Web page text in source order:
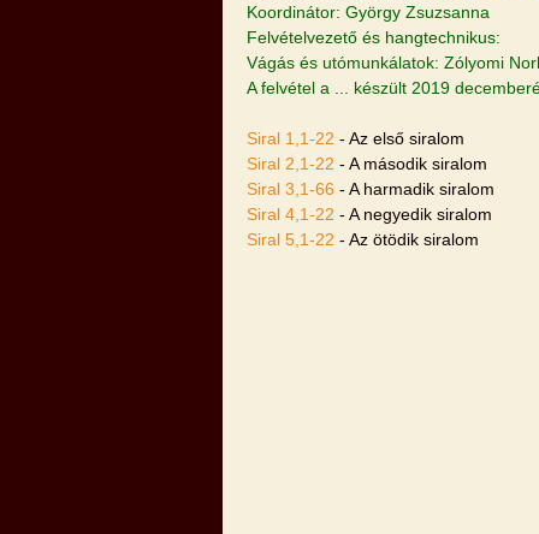
Koordinátor: György Zsuzsanna
Felvételvezető és hangtechnikus:
Vágás és utómunkálatok: Zólyomi
A felvétel a ... készült 2019
Siral 1,1-22 - Az első siralom
Siral 2,1-22 - A második siralom
Siral 3,1-66 - A harmadik siralom
Siral 4,1-22 - A negyedik siralom
Siral 5,1-22 - Az ötödik siralom